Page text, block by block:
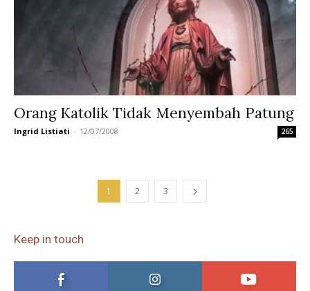
Orang Katolik Tidak Menyembah Patung
Ingrid Listiati - 12/07/2008 265
1 2 3
Keep in touch